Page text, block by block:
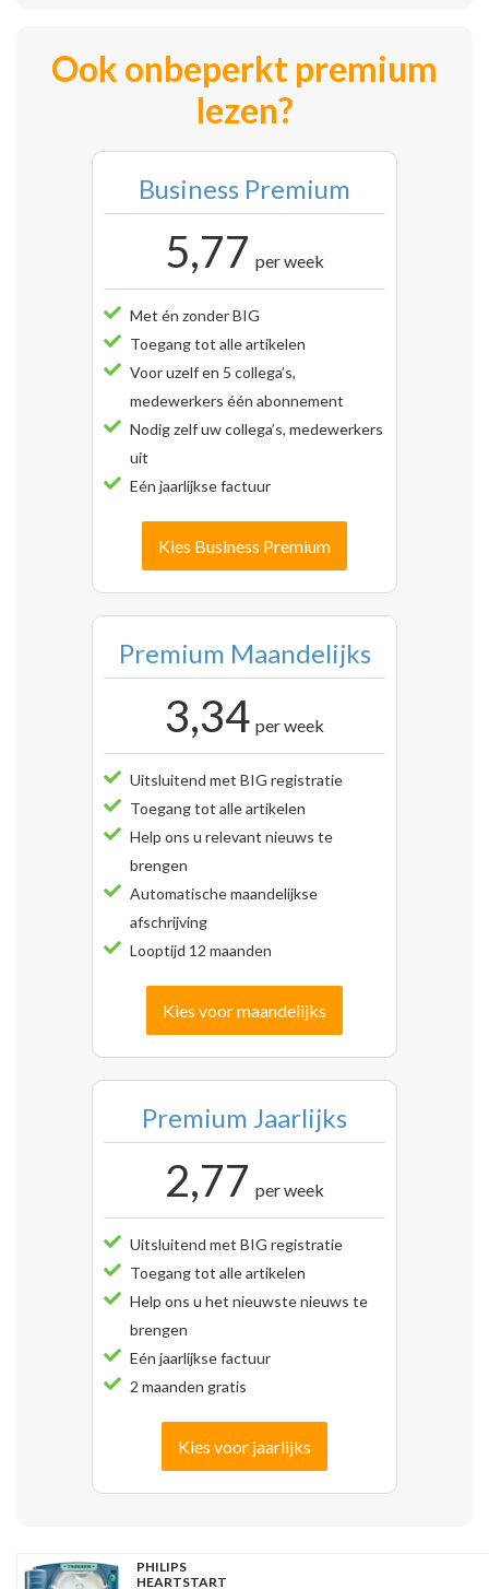
Ook onbeperkt premium
lezen?
Business Premium
5,77 per week
Met én zonder BIG
Toegang tot alle artikelen
Voor uzelf en 5 collega’s,
medewerkers één abonnement
Nodig zelf uw collega’s, medewerkers
uit
Eén jaarlijkse factuur
Kies Business Premium
Premium Maandelijks
3,34 per week
Uitsluitend met BIG registratie
Toegang tot alle artikelen
Help ons u relevant nieuws te
brengen
Automatische maandelijkse
afschrijving
Looptijd 12 maanden
Kies voor maandelijks
Premium Jaarlijks
2,77 per week
Uitsluitend met BIG registratie
Toegang tot alle artikelen
Help ons u het nieuwste nieuws te
brengen
Eén jaarlijkse factuur
2 maanden gratis
Kies voor jaarlijks
PHILIPS
HEARTSTART